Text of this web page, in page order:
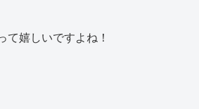
て嬉しいですよね！